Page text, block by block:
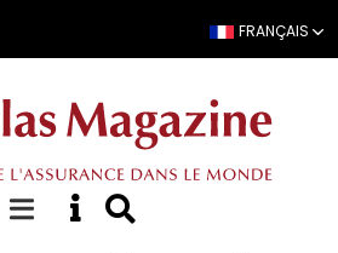
FRANÇAIS
ACTUALITÉ